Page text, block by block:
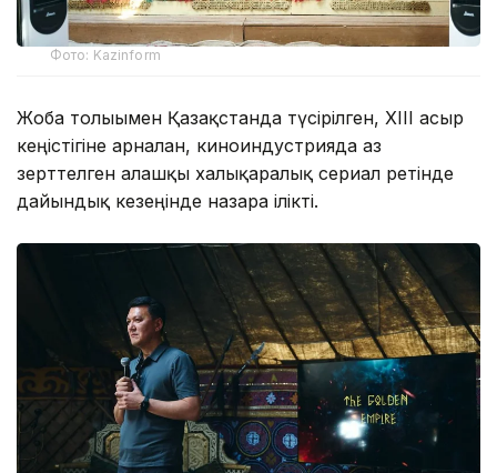
Фото: Kazinform
Жоба толығымен Қазақстанда түсірілген, ХІІІ ғасыр
кеңістігіне арналған, киноиндустрияда аз
зерттелген алғашқы халықаралық сериал ретінде
дайындық кезеңінде назарға ілікті.